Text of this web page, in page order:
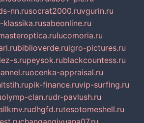
nn.rusocrat2000.ruvgurin.ru
klassika.rusabeonline.ru
lucomoria.ru
biblioverde.ruigro-pictures.ru
s.rupeysok.rublackcountess.ru
ocenka-appraisal.ru
pik-finance.ruvip-surfing.ru
olymp-clan.rudr-pavlush.ru
dhgfd.rutesotomeshell.ru